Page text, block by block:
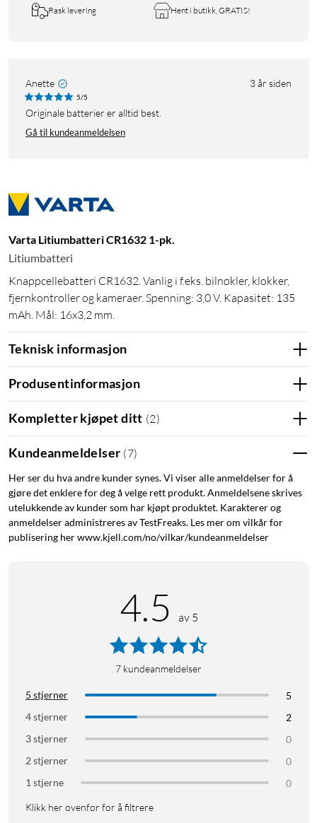
Rask levering Hent i butikk, GRATIS!
Anette 3 år siden
5/5
Originale batterier er alltid best.
Gå til kundeanmeldelsen
Varta Litiumbatteri CR1632 1-pk.
Litiumbatteri
Knappcellebatteri CR1632. Vanlig i f.eks. bilnøkler, klokker,
fjernkontroller og kameraer. Spenning: 3,0 V. Kapasitet: 135
mAh. Mål: 16x3,2 mm.
Teknisk informasjon
Produsentinformasjon
Kompletter kjøpet ditt (2)
Kundeanmeldelser (7)
Her ser du hva andre kunder synes. Vi viser alle anmeldelser for å
gjøre det enklere for deg å velge rett produkt. Anmeldelsene skrives
utelukkende av kunder som har kjøpt produktet. Karakterer og
anmeldelser administreres av TestFreaks. Les mer om vilkår for
publisering her www.kjell.com/no/vilkar/kundeanmeldelser
4.5 av 5
7 kundeanmeldelser
5 stjerner
5
4 stjerner
2
3 stjerner
0
2 stjerner
0
1 stjerne
0
Klikk her ovenfor for å filtrere